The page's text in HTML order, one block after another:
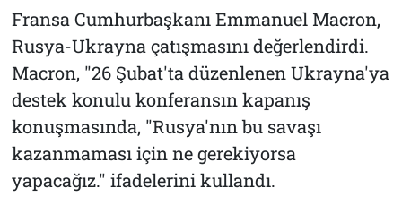
Fransa Cumhurbaşkanı Emmanuel Macron,
Rusya-Ukrayna çatışmasını değerlendirdi.
Macron, "26 Şubat'ta düzenlenen Ukrayna'ya
destek konulu konferansın kapanış
konuşmasında, "Rusya'nın bu savaşı
kazanmaması için ne gerekiyorsa
yapacağız." ifadelerini kullandı.